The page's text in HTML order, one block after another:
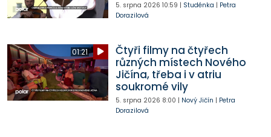
5. srpna 2026 10:59 | Studénka | Petra
Dorazilová
01:21
Čtyři filmy na čtyřech
různých místech Nového
Jičína, třeba i v atriu
soukromé vily
5. srpna 2026 8:00 | Nový Jičín | Petra
Dorazilová